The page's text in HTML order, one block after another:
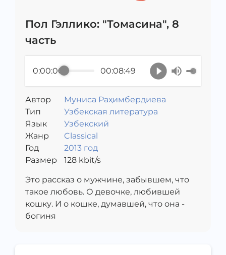
Пол Гэллико: "Томасина", 8
часть
0:00:00 00:08:49
Автор
Муниса Раҳимбердиева
Тип
Узбекская литература
Язык
Узбекский
Жанр
Classical
Год
2013 год
Размер
128kbit/s
Это рассказ о мужчине, забывшем, что
такое любовь. О девочке, любившей
кошку. И о кошке, думавшей, что она -
богиня